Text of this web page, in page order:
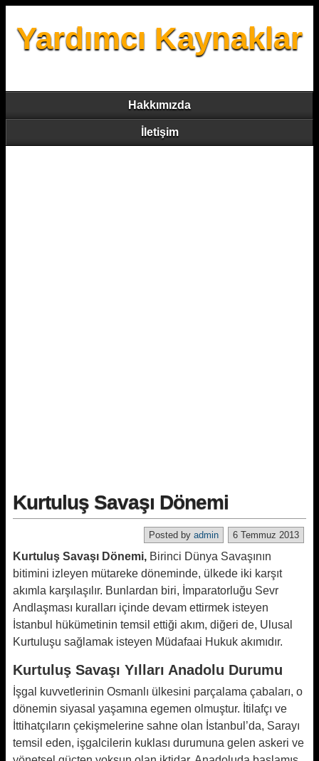
Yardımcı Kaynaklar
Hakkımızda
İletişim
Kurtuluş Savaşı Dönemi
6 Temmuz 2013
Posted by admin
Kurtuluş Savaşı Dönemi, Birinci Dünya Savaşının
bitimini izleyen mütareke döneminde, ülkede iki karşıt
akımla karşılaşılır. Bunlardan biri, İmparatorluğu Sevr
Andlaşması kuralları içinde devam ettirmek isteyen
İstanbul hükümetinin temsil ettiği akım, diğeri de, Ulusal
Kurtuluşu sağlamak isteyen Müdafaai Hukuk akımıdır.
Kurtuluş Savaşı Yılları Anadolu Durumu
İşgal kuvvetlerinin Osmanlı ülkesini parçalama çabaları, o
dönemin siyasal yaşamına egemen olmuştur. İtilafçı ve
İttihatçıların çekişmelerine sahne olan İstanbul’da, Sarayı
temsil eden, işgalcilerin kuklası durumuna gelen askeri ve